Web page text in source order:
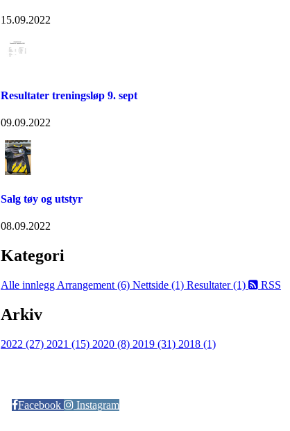
15.09.2022
Resultater treningsløp 9. sept
09.09.2022
Salg tøy og utstyr
08.09.2022
Kategori
Alle innlegg Arrangement (6) Nettside (1) Resultater (1) RSS
Arkiv
2022 (27) 2021 (15) 2020 (8) 2019 (31) 2018 (1)
Facebook
Instagram